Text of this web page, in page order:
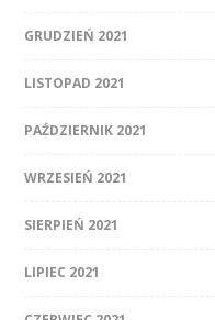
GRUDZIEŃ 2021
LISTOPAD 2021
PAŹDZIERNIK 2021
WRZESIEŃ 2021
SIERPIEŃ 2021
LIPIEC 2021